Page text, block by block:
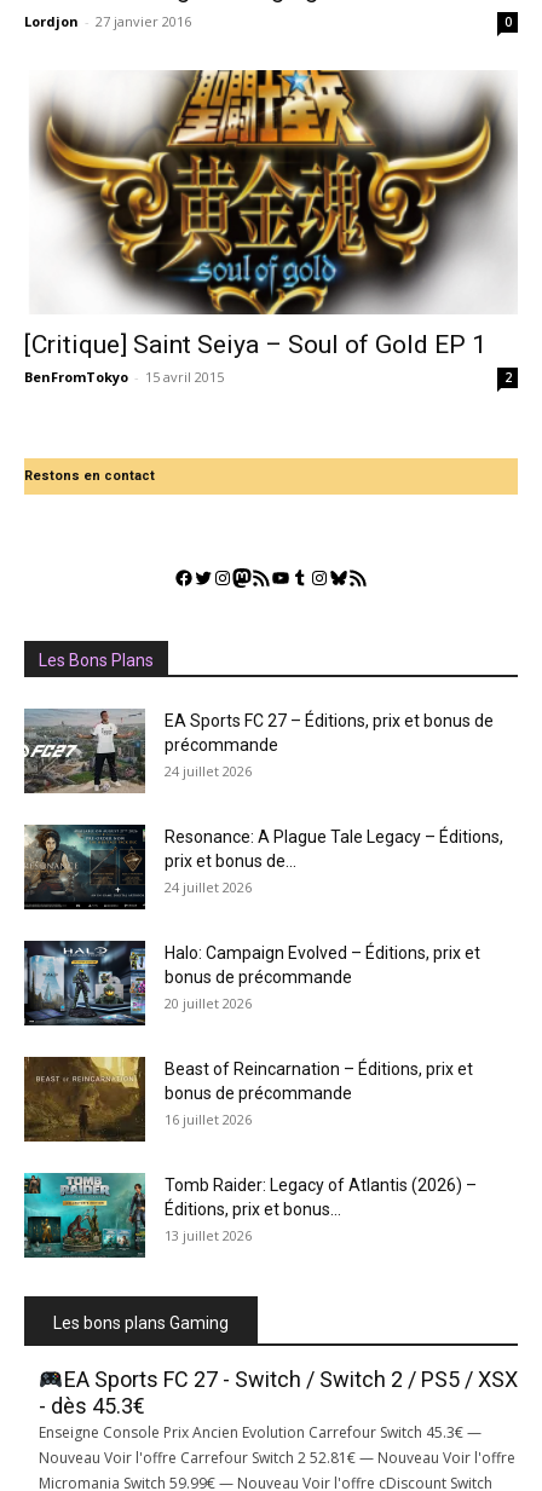
Lordjon - 27 janvier 2016 0
[Critique] Saint Seiya – Soul of Gold EP 1
BenFromTokyo - 15 avril 2015 2
Restons en contact
Facebook
Twitter
Instagram
Mastodon
Flux RSSYouTube
Tumblr
Instagram
Bluesky
GestGame
Les Bons Plans
EA Sports FC 27 – Éditions, prix et bonus de
précommande
24 juillet 2026
Resonance: A Plague Tale Legacy – Éditions,
prix et bonus de...
24 juillet 2026
Halo: Campaign Evolved – Éditions, prix et
bonus de précommande
20 juillet 2026
Beast of Reincarnation – Éditions, prix et
bonus de précommande
16 juillet 2026
Tomb Raider: Legacy of Atlantis (2026) –
Éditions, prix et bonus...
13 juillet 2026
Les bons plans Gaming
EA Sports FC 27 - Switch / Switch 2 / PS5 / XSX
- dès 45.3€
Enseigne Console Prix Ancien Evolution Carrefour Switch 45.3€ —
Nouveau Voir l'offre Carrefour Switch 2 52.81€ — Nouveau Voir l'offre
Micromania Switch 59.99€ — Nouveau Voir l'offre cDiscount Switch